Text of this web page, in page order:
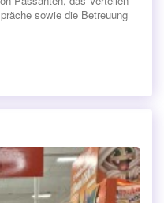
sowie die Betreuung